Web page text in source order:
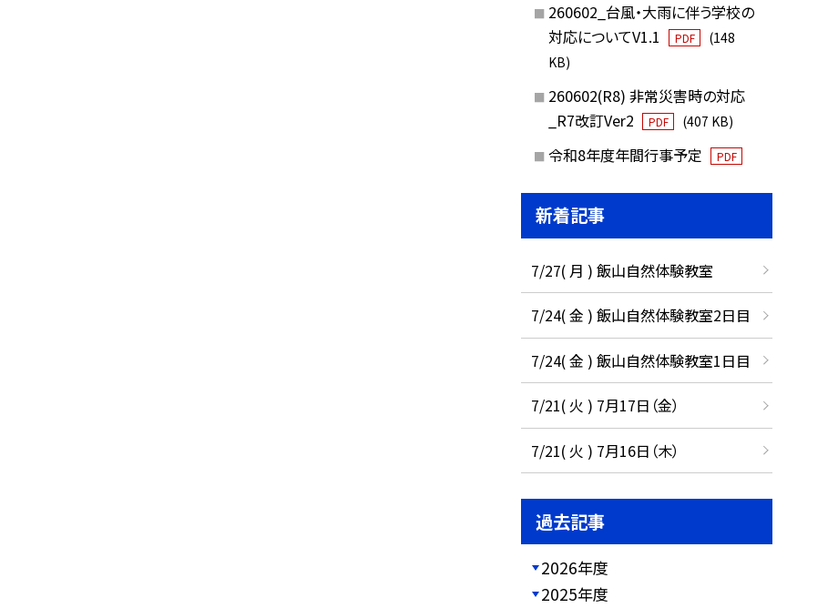
260602_台風・大雨に伴う学校の
対応についてV1.1
PDF
(148
KB)
260602(R8) 非常災害時の対応
_R7改訂Ver2
PDF (407 KB)
令和8年度年間行事予定 PDF
新着記事
7/27( 月 ) 飯山自然体験教室
7/24( 金 ) 飯山自然体験教室2日目
7/24( 金 ) 飯山自然体験教室1日目
7/21( 火 ) 7月17日（金）
7/21( 火 ) 7月16日（木）
過去記事
2026年度
2025年度